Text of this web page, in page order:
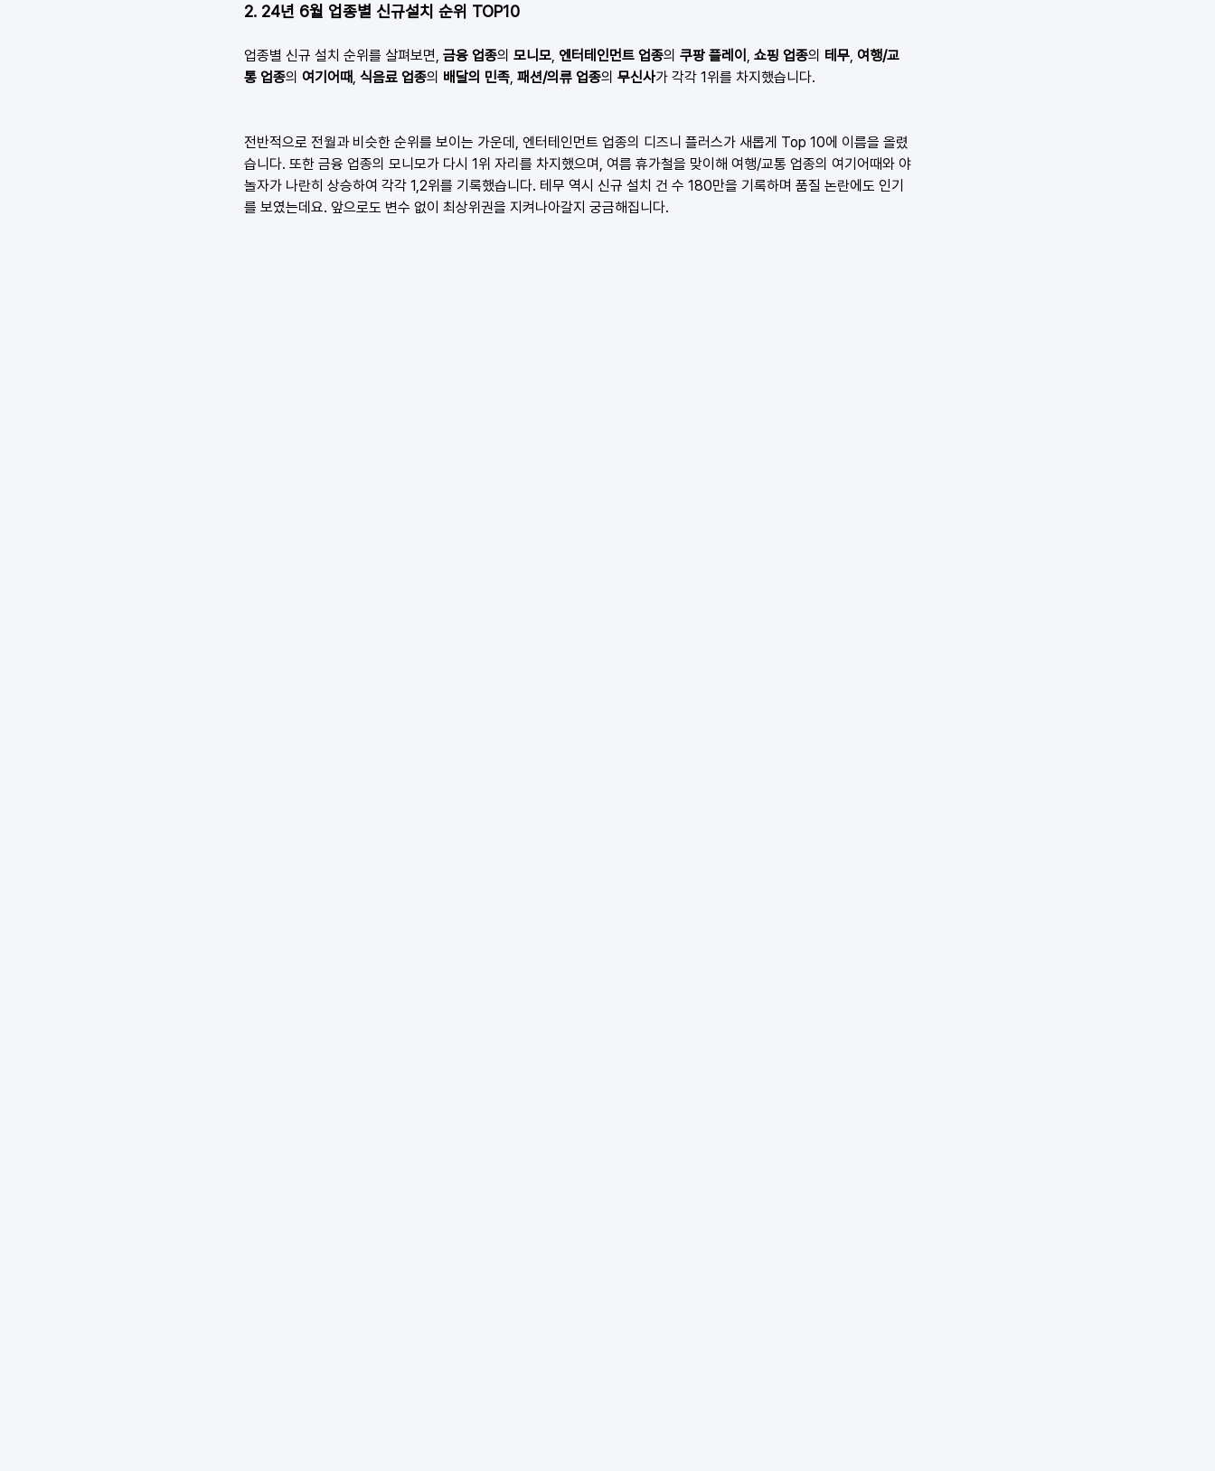
2. 24년 6월 업종별 신규설치 순위 TOP10
업종별 신규 설치 순위를 살펴보면, 금융 업종의 모니모 엔터테인먼트 업종의 쿠팡 플레이 , 쇼핑 업종의 테무 , 여행/교
통 업종의 여기어때 , 식음료 업종의 배달의 민족 , 패션/의류 업종의 무신사가 각각 1위를 차지했습니다.
전반적으로 전월과 비슷한 순위를 보이는 가운데, 엔터테인먼트 업종의 디즈니 플러스가 새롭게 Top 10에 이름을 올렸
습니다. 또한 금융 업종의 모니모가 다시 1위 자리를 차지했으며, 여름 휴가철을 맞이해 여행/교통 업종의 여기어때와 야
놀자가 나란히 상승하여 각각 1,2위를 기록했습니다. 테무 역시 신규 설치 건 수 180만을 기록하며 품질 논란에도 인기
를 보였는데요. 앞으로도 변수 없이 최상위권을 지켜나아갈지 궁금해집니다.